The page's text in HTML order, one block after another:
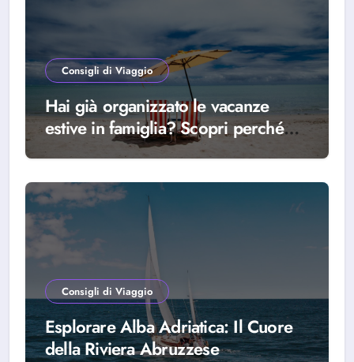
Consigli di Viaggio
Hai già organizzato le vacanze
estive in famiglia? Scopri perché
scegliere Alba Adriatica
Consigli di Viaggio
Esplorare Alba Adriatica: Il Cuore
della Riviera Abruzzese